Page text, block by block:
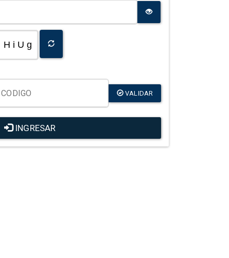
H i U g
VALIDAR
INGRESAR